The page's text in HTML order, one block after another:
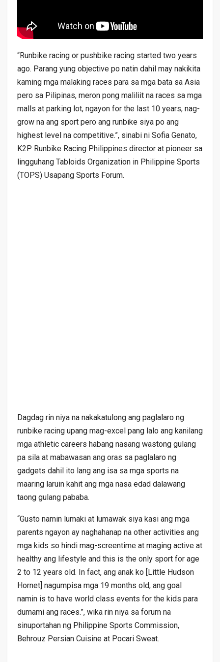
“Runbike racing or pushbike racing started two years
ago. Parang yung objective po natin dahil may nakikita
kaming mga malaking races para sa mga bata sa Asia
pero sa Pilipinas, meron pong maliliit na races sa mga
malls at parking lot, ngayon for the last 10 years, nag-
grow na ang sport pero ang runbike siya po ang
highest level na competitive.”, sinabi ni Sofia Genato,
K2P Runbike Racing Philippines director at pioneer sa
lingguhang Tabloids Organization in Philippine Sports
(TOPS) Usapang Sports Forum.
Dagdag rin niya na nakakatulong ang paglalaro ng
runbike racing upang mag-excel pang lalo ang kanilang
mga athletic careers habang nasang wastong gulang
pa sila at mabawasan ang oras sa paglalaro ng
gadgets dahil ito lang ang isa sa mga sports na
maaring laruin kahit ang mga nasa edad dalawang
taong gulang pababa.
“Gusto namin lumaki at lumawak siya kasi ang mga
parents ngayon ay naghahanap na other activities ang
mga kids so hindi mag-screentime at maging active at
healthy ang lifestyle and this is the only sport for age
2 to 12 years old. In fact, ang anak ko [Little Hudson
Hornet] nagumpisa mga 19 months old, ang goal
namin is to have world class events for the kids para
dumami ang races.”, wika rin niya sa forum na
sinuportahan ng Philippine Sports Commission,
Behrouz Persian Cuisine at Pocari Sweat.